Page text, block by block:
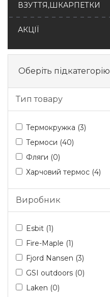
ВЗУТТЯ,ШКАРПЕТКИ
АКЦІЇ
Оберіть підкатегорію
Тип товару
Термокружка (3)
Термоси (40)
Фляги (0)
Харчовий термос (4)
Виробник
Esbit (1)
Fire-Maple (1)
Fjord Nansen (3)
GSI outdoors (0)
Laken (0)